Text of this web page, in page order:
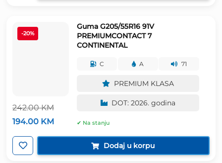
-20%
242.00KM
Izvorna
cijena
bila
je:
242.00 KM.
194.00 KM Trenutna
cijena
je:
194.00 KM.
Guma G205/55R16 91V
PREMIUMCONTACT 7
CONTINENTAL
C A 71
PREMIUM KLASA
DOT: 2026. godina
✔ Na stanju
Dodaj u korpu